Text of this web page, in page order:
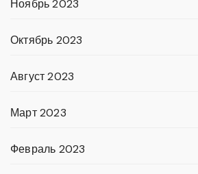
Ноябрь 2023
Октябрь 2023
Август 2023
Март 2023
Февраль 2023